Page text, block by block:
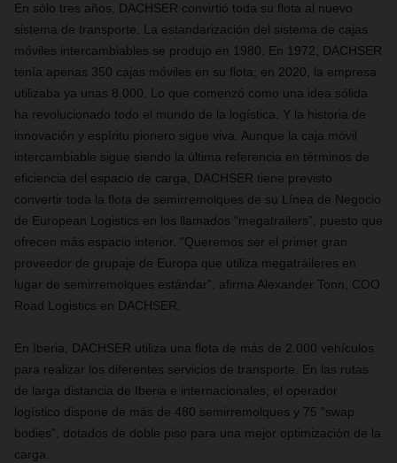
En sólo tres años, DACHSER convirtió toda su flota al nuevo
sistema de transporte. La estandarización del sistema de cajas
móviles intercambiables se produjo en 1980. En 1972, DACHSER
tenía apenas 350 cajas móviles en su flota; en 2020, la empresa
utilizaba ya unas 8.000. Lo que comenzó como una idea sólida
ha revolucionado todo el mundo de la logística. Y la historia de
innovación y espíritu pionero sigue viva. Aunque la caja móvil
intercambiable sigue siendo la última referencia en términos de
eficiencia del espacio de carga, DACHSER tiene previsto
convertir toda la flota de semirremolques de su Línea de Negocio
de European Logistics en los llamados “megatrailers”, puesto que
ofrecen más espacio interior. "Queremos ser el primer gran
proveedor de grupaje de Europa que utiliza megatráileres en
lugar de semirremolques estándar", afirma Alexander Tonn, COO
Road Logistics en DACHSER.
En Iberia, DACHSER utiliza una flota de más de 2.000 vehículos
para realizar los diferentes servicios de transporte. En las rutas
de larga distancia de Iberia e internacionales, el operador
logístico dispone de más de 480 semirremolques y 75 "swap
bodies", dotados de doble piso para una mejor optimización de la
carga.